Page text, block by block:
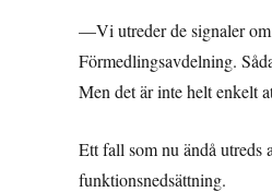
—Vi utreder de signaler om
Förmedlingsavdelning.
Men det är inte helt enkelt
Ett fall som nu ändå utreds
funktionsnedsättning.